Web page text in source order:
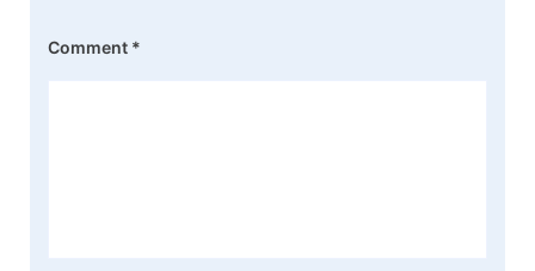
Comment *